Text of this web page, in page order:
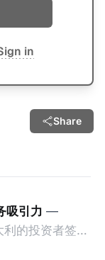
in
Share
吸引力 —
的投资者签证
才能获得两年